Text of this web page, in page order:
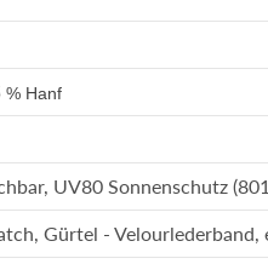
% Hanf
UV80 Sonnenschutz
Gürtel -